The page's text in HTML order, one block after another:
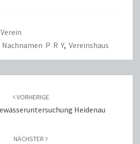
Verein
Nachnamen P R Y, Vereinshaus
VORHERIGE
Heidenau
NÄCHSTER